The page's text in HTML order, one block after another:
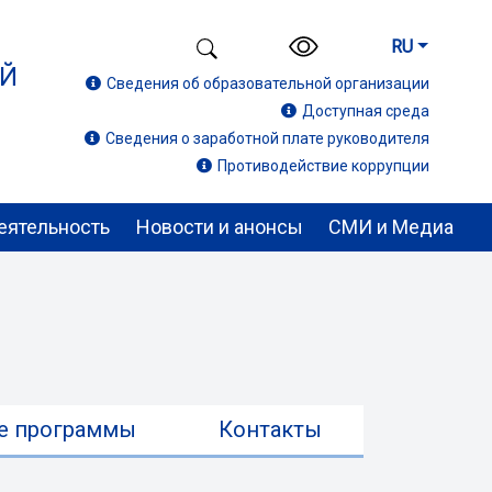
RU
Сведения об образовательной организации
Доступная среда
Сведения о заработной плате руководителя
Противодействие коррупции
Новости и анонсы СМИ и Медиа
программы Контакты